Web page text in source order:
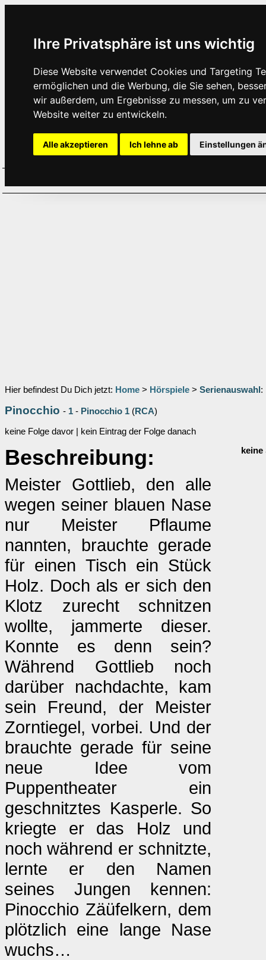
Ihre Privatsphäre ist uns wichtig
Diese Website verwendet Cookies und Targeting
ermöglichen und die Werbung, die Sie sehen,
wir außerdem, um Ergebnisse zu messen, um zu
Website weiter zu entwickeln.
Alle akzeptieren Ich lehne ab Einstellungen
Hier befindest Du Dich jetzt: Home > Hörspiele > Serienauswahl :
Pinocchio - 1 - Pinocchio 1 (RCA)
keine Folge davor | kein Eintrag der Folge danach
Beschreibung:
Meister Gottlieb, den alle
wegen seiner blauen Nase
nur Meister Pflaume
nannten, brauchte gerade
für einen Tisch ein Stück
Holz. Doch als er sich den
Klotz zurecht schnitzen
wollte, jammerte dieser.
Konnte es denn sein?
Während Gottlieb noch
darüber nachdachte, kam
sein Freund, der Meister
Zorntiegel, vorbei. Und der
brauchte gerade für seine
neue Idee vom
Puppentheater ein
geschnitztes Kasperle. So
kriegte er das Holz und
noch während er schnitzte,
lernte er den Namen
seines Jungen kennen:
Pinocchio Zäüfelkern, dem
plötzlich eine lange Nase
wuchs…